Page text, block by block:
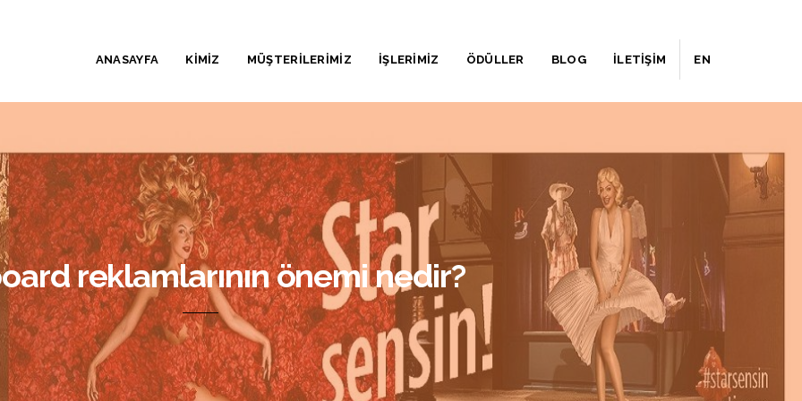
ANASAYFA KİMİZ MÜŞTERİLERİMİZ İŞLERİMİZ ÖDÜLLER BLOG İLETİŞİM EN
reklamlarının önemi nedir?